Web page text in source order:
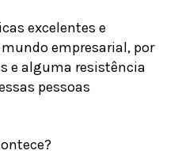
excelentes e
empresarial, por
e alguma resistência
pessoas